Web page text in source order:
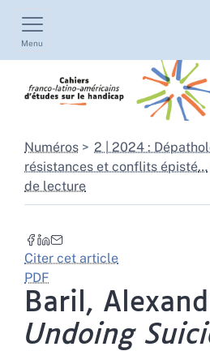
Menu
Numéros
2 | 2024 :
résistances et conflits épisté…
de lecture
Citer cet article
PDF
Baril,
Undoing